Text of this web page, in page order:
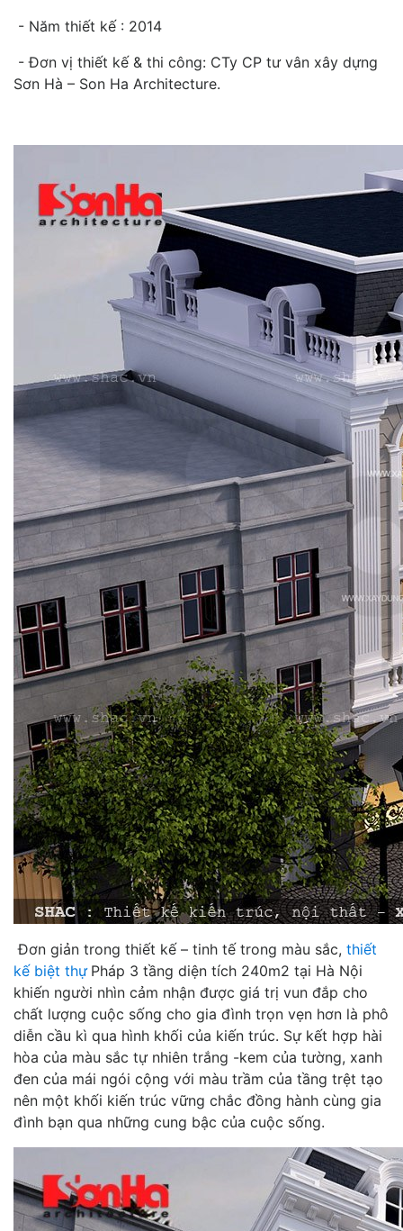
- Năm thiết kế : 2014
- Đơn vị thiết kế & thi công: CTy CP tư vân xây dựng
Sơn Hà – Son Ha Architecture.
Đơn giản trong thiết kế – tinh tế trong màu sắc, thiết
kế biệt thự Pháp 3 tầng diện tích 240m2 tại Hà Nội
khiến người nhìn cảm nhận được giá trị vun đắp cho
chất lượng cuộc sống cho gia đình trọn vẹn hơn là phô
diễn cầu kì qua hình khối của kiến trúc. Sự kết hợp hài
hòa của màu sắc tự nhiên trắng -kem của tường, xanh
đen của mái ngói cộng với màu trầm của tầng trệt tạo
nên một khối kiến trúc vững chắc đồng hành cùng gia
đình bạn qua những cung bậc của cuộc sống.